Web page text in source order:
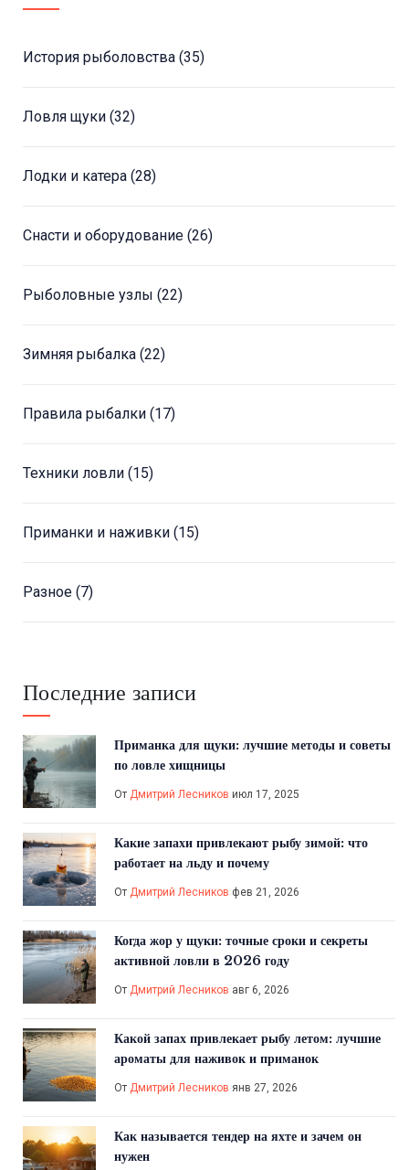
История рыболовства (35)
Ловля щуки (32)
Лодки и катера (28)
Снасти и оборудование (26)
Рыболовные узлы (22)
Зимняя рыбалка (22)
Правила рыбалки (17)
Техники ловли (15)
Приманки и наживки (15)
Разное (7)
Последние записи
Приманка для щуки: лучшие методы и советы
по ловле хищницы
От Дмитрий Лесников июл 17, 2025
Какие запахи привлекают рыбу зимой: что
работает на льду и почему
От Дмитрий Лесников фев 21, 2026
Когда жор у щуки: точные сроки и секреты
активной ловли в 2026 году
От Дмитрий Лесников авг 6, 2026
Какой запах привлекает рыбу летом: лучшие
ароматы для наживок и приманок
От Дмитрий Лесников янв 27, 2026
Как называется тендер на яхте и зачем он
нужен